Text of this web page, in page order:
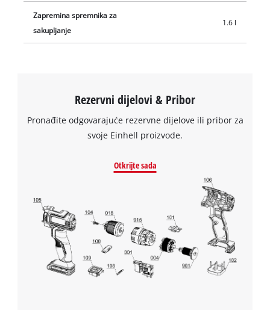
We need your consent to load the
Google Maps service!
This content is not permitted to load due
to trackers that are not disclosed to the
visitor. The website owner needs to setup
the site with their CMP to add this content
to the list of technologies used.
Zapremina spremnika za
sakupljanje
1.6 l
Rezervni dijelovi & Pribor
Pronađite odgovarajuće rezervne dijelove ili pribor za
svoje Einhell proizvode.
Otkrijte sada